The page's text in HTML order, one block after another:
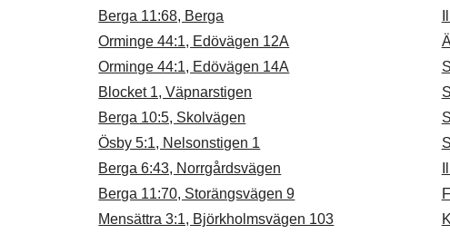
Berga 11:68, Berga
Orminge 44:1, Edövägen 12A
Orminge 44:1, Edövägen 14A
Blocket 1, Väpnarstigen
Berga 10:5, Skolvägen
Ösby 5:1, Nelsonstigen 1
Berga 6:43, Norrgårdsvägen
Berga 11:70, Storängsvägen 9
Mensättra 3:1, Björkholmsvägen 103